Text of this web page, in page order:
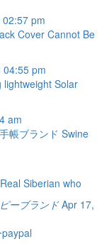
pm
Cover Cannot Be
04:55 pm
lightweight Solar
am
帳ブランド Swine
Siberian who
ーブランド Apr 17,